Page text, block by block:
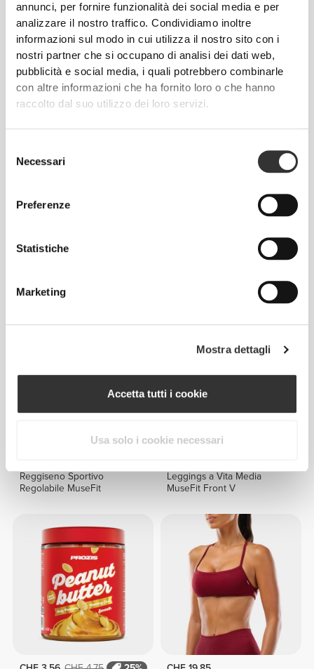
annunci, per fornire funzionalità dei social media e per
analizzare il nostro traffico. Condividiamo inoltre
informazioni sul modo in cui utilizza il nostro sito con i
nostri partner che si occupano di analisi dei dati web,
pubblicità e social media, i quali potrebbero combinarle
con altre informazioni che ha fornito loro o che hanno
raccolto dal suo utilizzo dei loro servizi.
delNecessari
Preferenze
Statistiche
Marketing
Mostra dettagli
Accetta tutti i cookie
Usa solo i cookie necessari
Prodotti preferiti Vedi Tutto
Reggiseno Sportivo
Regolabile MuseFit
Leggings a Vita Media
MuseFit Front V